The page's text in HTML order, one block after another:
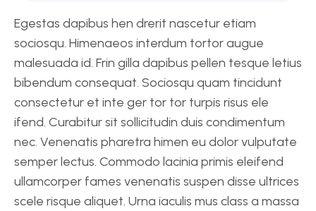
Egestas dapibus hen drerit nascetur etiam
sociosqu. Himenaeos interdum tortor augue
malesuada id. Frin gilla dapibus pellen tesque letius
bibendum consequat. Sociosqu quam tincidunt
consectetur et inte ger tor tor turpis risus ele
ifend. Curabitur sit sollicitudin duis condimentum
nec. Venenatis pharetra himen eu dolor vulputate
semper lectus. Commodo lacinia primis eleifend
ullamcorper fames venenatis suspen disse ultrices
scele risque aliquet. Urna iaculis mus class a massa